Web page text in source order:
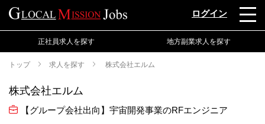
ログイン
正社員求人を探す 地方副業求人を探す
トップ 求人を探す 株式会社エルム
株式会社エルム
【グループ会社出向】宇宙開発事業のRFエンジニア